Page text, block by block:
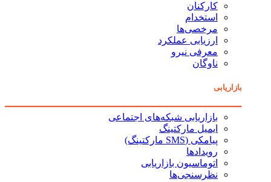
کارکنان
استخدام
مرخصی‌ها
ارزیابی عملکرد
معرفی نیرو
ناوگان
بازاریابی
بازاریابی شبکه‌های اجتماعی
ایمیل مارکتینگ
پیامکی (SMS مارکتینگ)
رویدادها
اتوماسیون بازاریابی
نظرسنجی‌ها